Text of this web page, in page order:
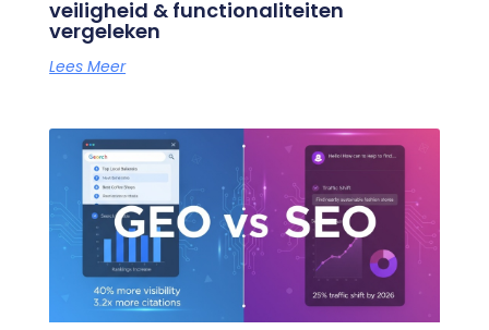
veiligheid & functionaliteiten
vergeleken
Lees Meer